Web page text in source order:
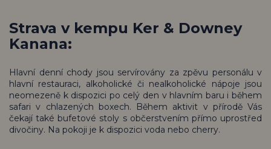
Strava v kempu Ker & Downey
Kanana:
Hlavní denní chody jsou servírovány za zpěvu personálu v
hlavní restauraci, alkoholické či nealkoholické nápoje jsou
neomezeně k dispozici po celý den v hlavním baru i během
safari v chlazených boxech. Během aktivit v přírodě Vás
čekají také bufetové stoly s občerstvením přímo uprostřed
divočiny. Na pokoji je k dispozici voda nebo cherry.